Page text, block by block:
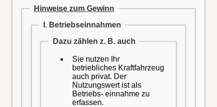
Hinweise zum Gewinn
I. Betriebseinnahmen
Dazu zählen z. B. auch
Sie nutzen Ihr
betriebliches Kraftfahrzeug
auch privat. Der
Nutzungswert ist als
Betriebs- einnahme zu
erfassen.